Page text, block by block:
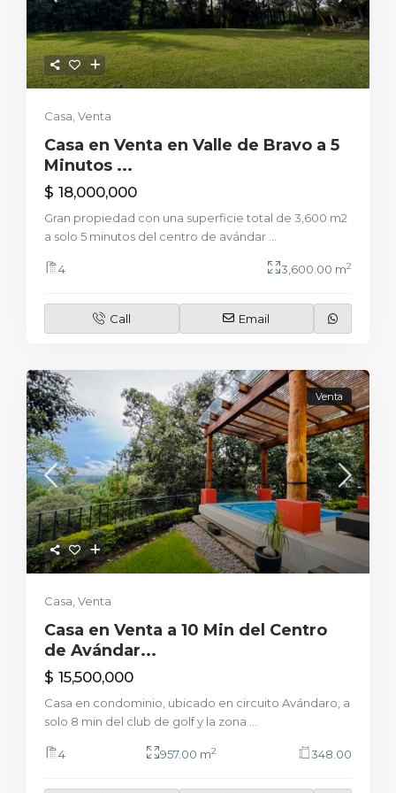
Casa ,Venta
Casa en Venta en Valle de Bravo a 5
Minutos ...
$ 18,000,000
Gran propiedad con una superficie total de 3,600 m2
a solo 5 minutos del centro de avándar
4 3,600.00 m2
Call Email
Venta
Casa ,Venta
Casa en Venta a 10 Min del Centro
de Avándar...
$ 15,500,000
Casa en condominio, ubicado en circuito Avándaro, a
solo 8 min del club de golf y la zona
4 957.00 m2 348.00